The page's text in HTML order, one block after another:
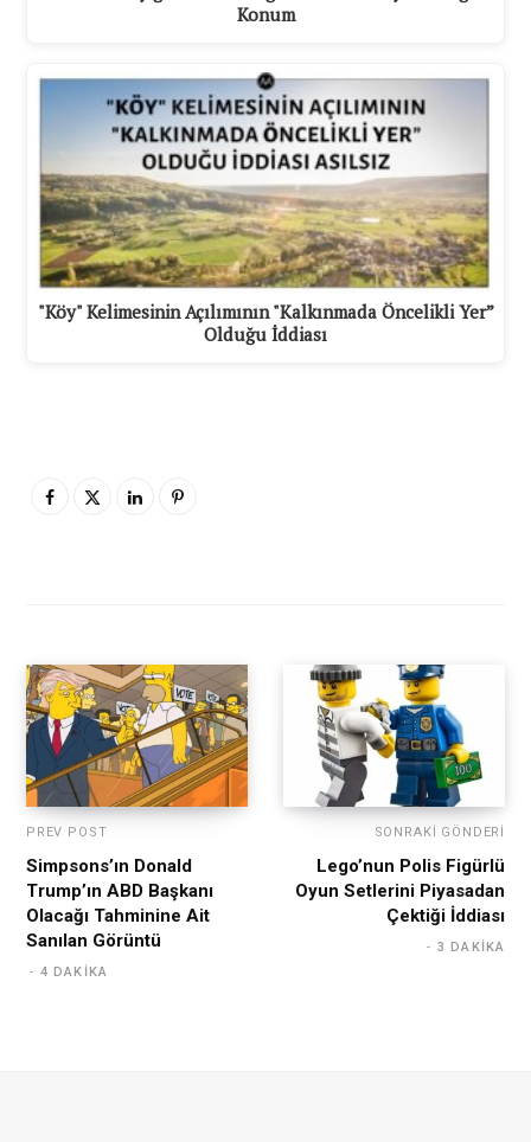
Konum
"Köy" Kelimesinin Açılımının "Kalkınmada Öncelikli Yer”
Olduğu İddiası
PREV POST
Simpsons’ın Donald
Trump’ın ABD Başkanı
Olacağı Tahminine Ait
Sanılan Görüntü
4 DAKIKA
SONRAKI GÖNDERI
Lego’nun Polis Figürlü
Oyun Setlerini Piyasadan
Çektiği İddiası
3 DAKIKA